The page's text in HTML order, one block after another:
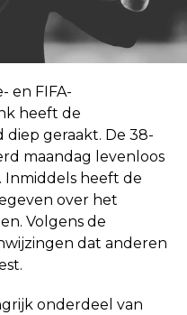
en FIFA-
heeft de
geraakt. De 38-
maandag levenloos
Inmiddels heeft de
over het
Volgens de
dat anderen
onderdeel van